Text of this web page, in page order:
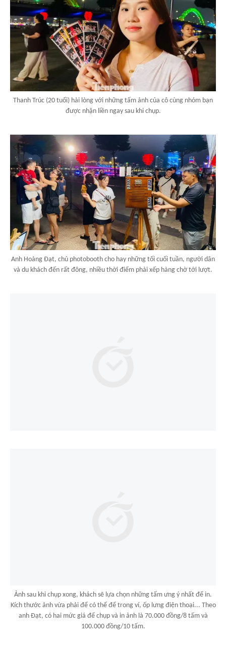
Thanh Trúc (20 tuổi) hài lòng với những tấm ảnh của cô cùng nhóm bạn
được nhận liền ngay sau khi chụp.
Anh Hoàng Đạt, chủ photobooth cho hay những tối cuối tuần, người dân
và du khách đến rất đông, nhiều thời điểm phải xếp hàng chờ tới lượt.
Ảnh sau khi chụp xong, khách sẽ lựa chọn những tấm ưng ý nhất để in.
Kích thước ảnh vừa phải để có thể để trong ví, ốp lưng điện thoại... Theo
anh Đạt, có hai mức giá để chụp và in ảnh là 70.000 đồng/8 tấm và
100.000 đồng/10 tấm.